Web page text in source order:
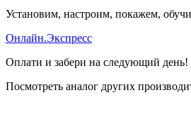
Установим, настроим, покажем,
Онлайн.Экспресс
Оплати и забери на следующий день!
Посмотреть аналог других